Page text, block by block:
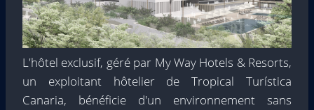
L'hôtel exclusif, géré par My Way Hotels & Resorts,
un exploitant hôtelier de Tropical Turística
Canaria, bénéficie d'un environnement sans